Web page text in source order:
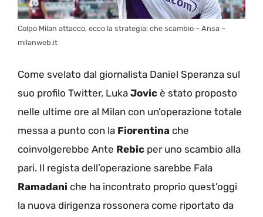
Colpo Milan attacco, ecco la strategia: che scambio – Ansa –
milanweb.it
Come svelato dal giornalista Daniel Speranza sul
suo profilo Twitter, Luka Jovic è stato proposto
nelle ultime ore al Milan con un’operazione totale
messa a punto con la Fiorentina che
coinvolgerebbe Ante Rebic per uno scambio alla
pari. Il regista dell’operazione sarebbe Fala
Ramadani che ha incontrato proprio quest’oggi
la nuova dirigenza rossonera come riportato da